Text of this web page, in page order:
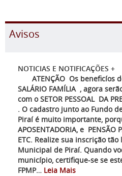
Avisos
NOTICIAS E NOTIFICAÇÕES +
ATENÇÃO Os beneficíos
SALÁRIO FAMÍLIA , agora
com o SETOR PESSOAL DA
. O cadastro junto ao Fundo
Piraí é muito importante,
APOSENTADORIA, e PENSÃO
ETC. Realize sua inscrição
Municipal de Piraí. Quando
município, certifique-se se
FPMP… Leia Mais